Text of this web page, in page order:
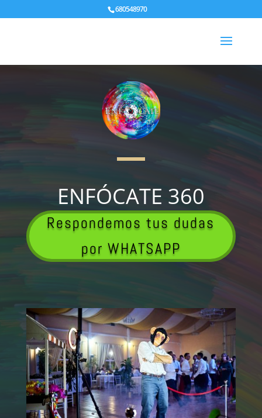
680548970
ENFÓCATE 360
Respondemos tus dudas
por WHATSAPP